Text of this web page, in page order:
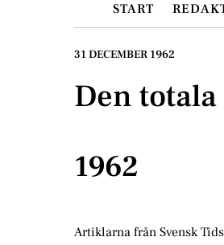
START
31 DECEMBER 1962
Den
1962
Artiklarna från Svensk